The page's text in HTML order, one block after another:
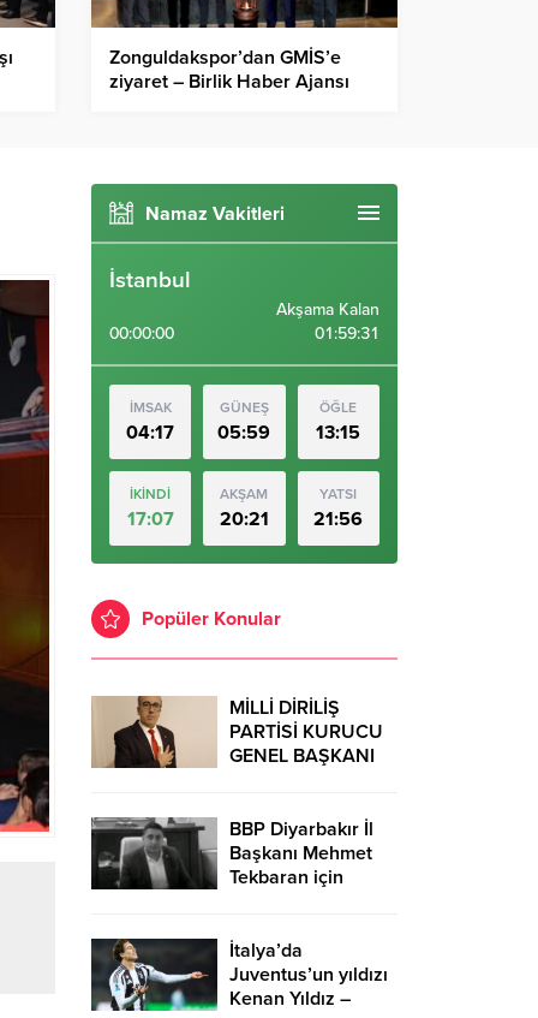
Zonguldakspor’dan GMİS’e
ziyaret – Birlik Haber Ajansı
Namaz Vakitleri
İstanbul
00:00:00
Akşama Kalan
01:59:30
İMSAK
04:17
GÜNEŞ
05:59
ÖĞLE
13:15
İKİNDİ
17:07
AKŞAM
20:21
YATSI
21:56
Popüler Konular
MİLLİ DİRİLİŞ
PARTİSİ KURUCU
GENEL BAŞKANI
EKİM
CUMHURİYET
BAYRAMI MESAJI…
BBP Diyarbakır İl
Başkanı Mehmet
Tekbaran için
Özmen’den taziye
mesajı
İtalya’da
Juventus’un yıldızı
Kenan Yıldız –